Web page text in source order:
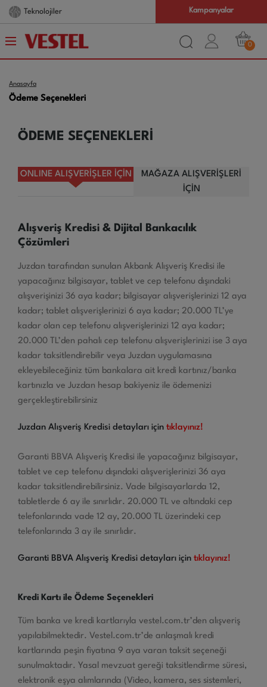
Teknolojiler Kampanyalar
0
Anasayfa
Ödeme Seçenekleri
ÖDEME SEÇENEKLERİ
ONLINE ALIŞVERİŞLER İÇİN
MAĞAZA ALIŞVERİŞLERİ
İÇİN
Alışveriş Kredisi & Dijital Bankacılık
Çözümleri
Juzdan tarafından sunulan Akbank Alışveriş Kredisi ile
yapacağınız bilgisayar, tablet ve cep telefonu dışındaki
alışverişinizi 36 aya kadar; bilgisayar alışverişlerinizi 12 aya
kadar; tablet alışverişlerinizi 6 aya kadar; 20.000 TL’ye
kadar olan cep telefonu alışverişlerinizi 12 aya kadar;
20.000 TL’den pahalı cep telefonu alışverişlerinizi ise 3 aya
kadar taksitlendirebilir veya Juzdan uygulamasına
ekleyebileceğiniz tüm bankalara ait kredi kartınız/banka
kartınızla ve Juzdan hesap bakiyeniz ile ödemenizi
gerçekleştirebilirsiniz
Juzdan Alışveriş Kredisi detayları için tıklayınız!
Garanti BBVA Alışveriş Kredisi ile yapacağınız bilgisayar,
tablet ve cep telefonu dışındaki alışverişlerinizi 36 aya
kadar taksitlendirebilirsiniz. Vade bilgisayarlarda 12,
tabletlerde 6 ay ile sınırlıdır. 20.000 TL ve altındaki cep
telefonlarında vade 12 ay, 20.000 TL üzerindeki cep
telefonlarında 3 ay ile sınırlıdır.
Garanti BBVA Alışveriş Kredisi detayları için tıklayınız!
Kredi Kartı ile Ödeme Seçenekleri
Tüm banka ve kredi kartlarıyla vestel.com.tr’den alışveriş
yapılabilmektedir. Vestel.com.tr’de anlaşmalı kredi
kartlarında peşin fiyatına 9 aya varan taksit seçeneği
sunulmaktadır. Yasal mevzuat gereği taksitlendirme süresi,
elektronik eşya alımlarında (Video, kamera, ses sistemleri,